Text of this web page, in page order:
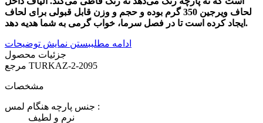
لحاف ویرجین 350 گرم بوده و حجم و وزن قابل قبولی برای لحاف
ایجاد کرده است تا در فصل سرما، خواب گرمی به شما هدیه دهد.
ادامه مطلببستن نمایش توضیحات
جزئیات محصول
TURKAZ-2-2095
مشخصات
جنس پارچه هنگام لمس :
نرم و لطیف